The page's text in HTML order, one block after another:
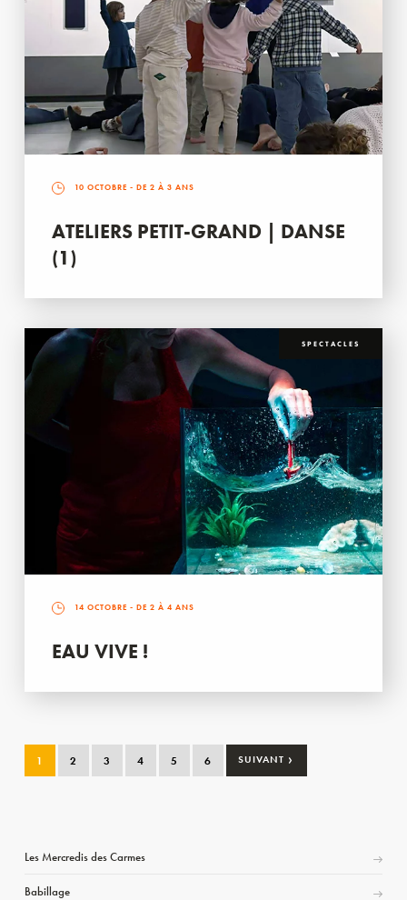
10 OCTOBRE - DE 2 À 3 ANS
ATELIERS PETIT-GRAND | DANSE
(1)
SPECTACLES
14 OCTOBRE - DE 2 À 4 ANS
EAU VIVE !
1 2 3 4 5 6 SUIVANT ›
Les Mercredis des Carmes
Babillage